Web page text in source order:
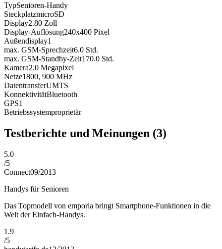
TypSenioren-Handy
SteckplatzmicroSD
Display2.80 Zoll
Display-Auflösung240x400 Pixel
Außendisplay1
max. GSM-Sprechzeit6.0 Std.
max. GSM-Standby-Zeit170.0 Std.
Kamera2.0 Megapixel
Netze1800, 900 MHz
DatentransferUMTS
KonnektivitätBluetooth
GPS1
Betriebssystemproprietär
Testberichte und Meinungen (3)
5.0
/5
Connect09/2013
Handys für Senioren
Das Topmodell von emporia bringt Smartphone-Funktionen in die
Welt der Einfach-Handys.
1.9
/5